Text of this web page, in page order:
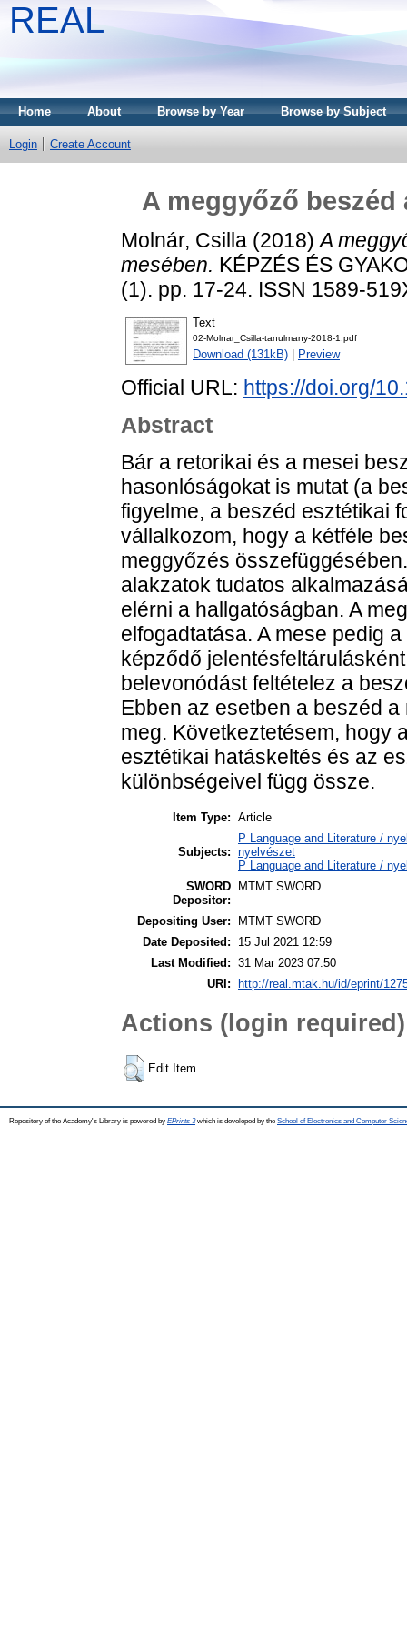
REAL
Home About Browse by Year Browse by Subject
Login Create Account
A meggyőző beszéd
Molnár, Csilla (2018)A
mesében. KÉPZÉS ÉS
(1). pp. 17-24. ISSN 1589-
Text
02-Molnar_Csilla-tanulmany-2018-1.pdf
Download (131kB) Preview
Official URL: https://doi.org/
Abstract
Bár a retorikai és a mesei
hasonlóságokat is mutat (a
figyelme, a beszéd esztétikai
vállalkozom, hogy a kétféle
meggyőzés
alakzatok tudatos
elérni a hallgatóságban. A
elfogadtatása. A mese pedig
képződő
belevonódást feltételez a
Ebben az esetben a beszéd
meg. Következtetésem, hogy
esztétikai hatáskeltés és az
különbségeivel függ össze.
Item Type: Article
Subjects:
P Language and Literature /
nyelvészet
P Language and Literature /
SWORD
Depositor:
MTMT SWORD
Depositing User:
MTMT SWORD
Date Deposited:
15 Jul 2021 12:59
Last Modified: 31 Mar 2023 07:50
URI:
http://real.mtak.hu/id/eprint/
Actions (login required)
Edit Item
Repository of the Academy's Library is powered by EPrints 3which is developed by the School of Electronics and Computer